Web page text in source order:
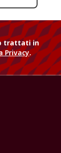
trattati in
Privacy.